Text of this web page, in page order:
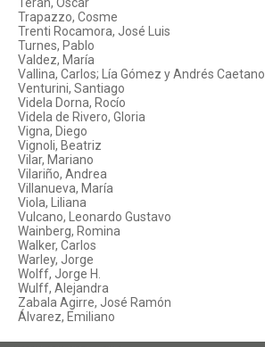
Trapazzo, Cosme
Trenti Rocamora, José Luis
Turnes, Pablo
Valdez, María
Vallina, Carlos; Lía Gómez y Andrés Caetano
Venturini, Santiago
Videla Dorna, Rocío
Videla de Rivero, Gloria
Vigna, Diego
Vignoli, Beatriz
Vilar, Mariano
Vilariño, Andrea
Villanueva, María
Viola, Liliana
Vulcano, Leonardo Gustavo
Wainberg, Romina
Walker, Carlos
Warley, Jorge
Wolff, Jorge H.
Wulff, Alejandra
Zabala Agirre, José Ramón
Álvarez, Emiliano